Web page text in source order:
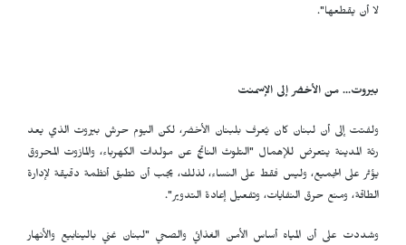
لا أن يقطعها".
بيروت... من الأخضر إلى الإسمنت
ولفتت إلى أن لبنان كان يُعرف بلبنان الأخضر، لكن اليوم حرش بيروت الذي يعد
رئة المدينة يتعرض للإهمال "التلوث الناتج عن مولدات الكهرباء، والمازوت المحروق
يؤثر على الجميع، وليس فقط على النساء، لذلك، يجب أن تطبق أنظمة دقيقة لإدارة
الطاقة، ومنع حرق النفايات، وتفعيل إعادة التدوير".
وشددت على أن المياه أساس الأمن الغذائي والصحي "لبنان غني بالينابيع والأنهار